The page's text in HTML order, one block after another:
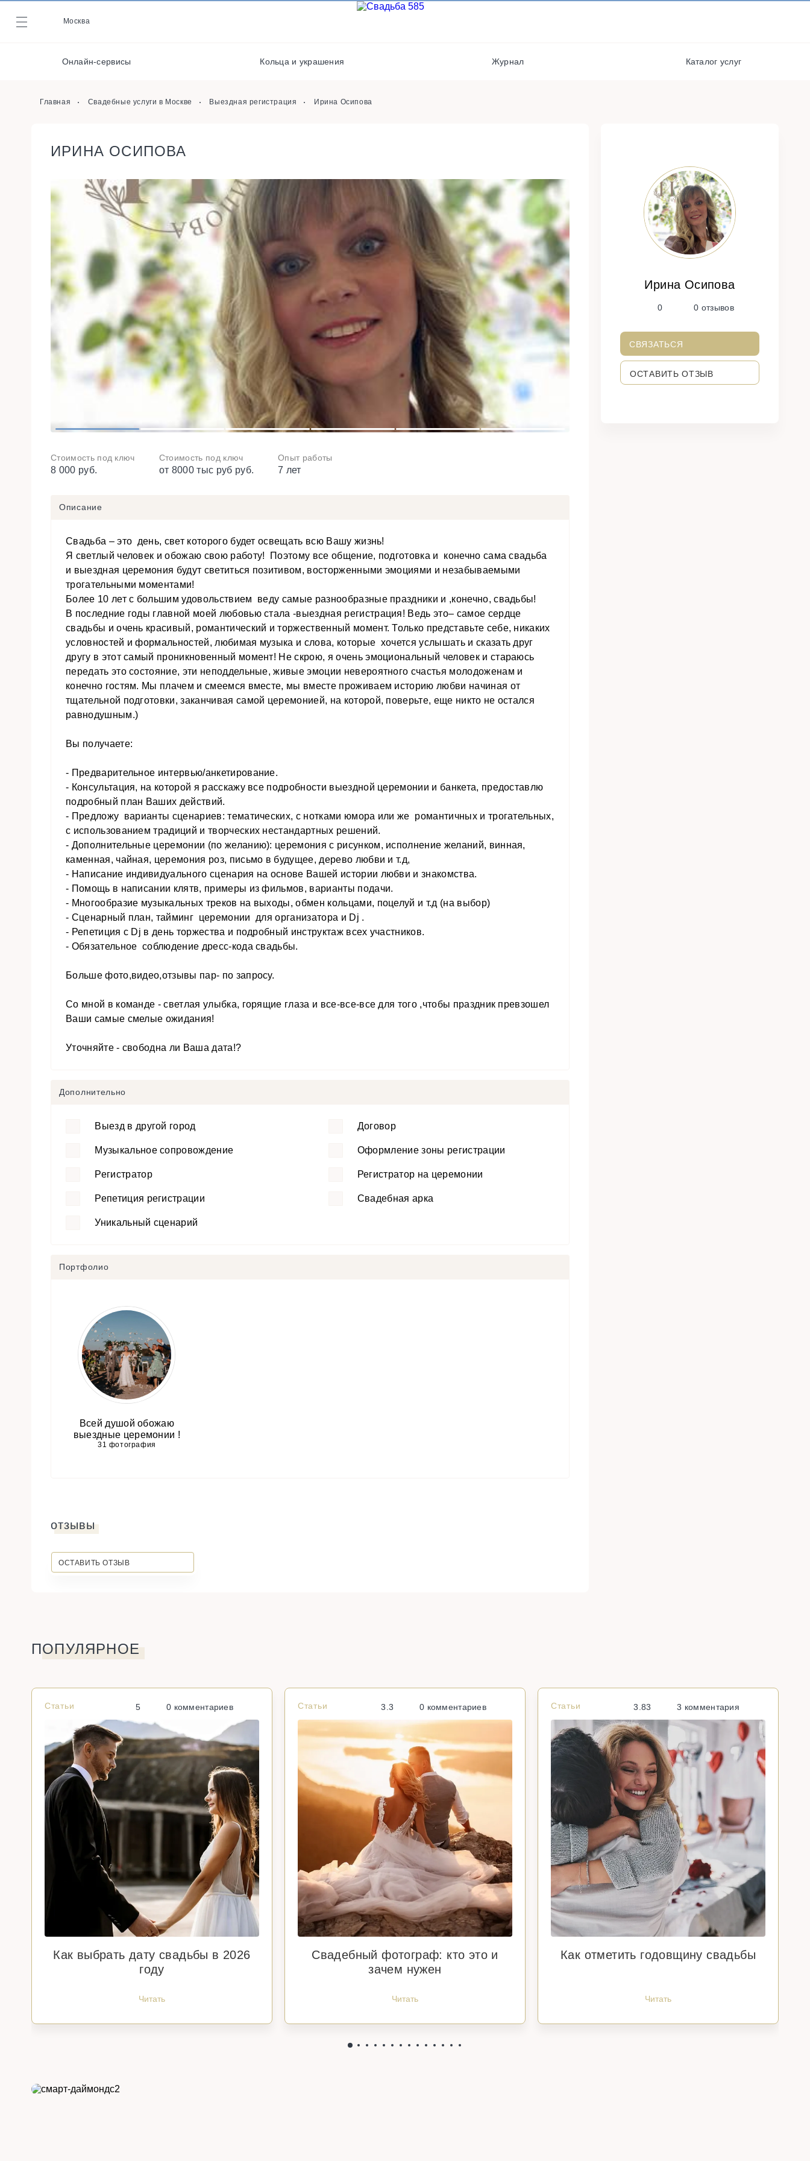
Москва
Онлайн-сервисы Кольца и украшения Журнал Каталог услуг
Журнал
Онлайн-сервисы
Выездная регистрация
Главная Свадебные услуги в Москве Выездная регистрация Ирина Осипова
ИРИНА ОСИПОВА
1 2 3 4 5 6
Стоимость под ключ
8 000 руб.
Стоимость под ключ
от 8000 тыс руб руб.
Опыт работы
7 лет
Описание
Свадьба – это день, свет которого будет освещать всю Вашу жизнь!
Я светлый человек и обожаю свою работу! Поэтому все общение, подготовка и конечно сама свадьба
и выездная церемония будут светиться позитивом, восторженными эмоциями и незабываемыми
трогательными моментами!
Более 10 лет с большим удовольствием веду самые разнообразные праздники и ,конечно, свадьбы!
В последние годы главной моей любовью стала -выездная регистрация! Ведь это– самое сердце
свадьбы и очень красивый, романтический и торжественный момент. Только представьте себе, никаких
условностей и формальностей, любимая музыка и слова, которые хочется услышать и сказать друг
другу в этот самый проникновенный момент! Не скрою, я очень эмоциональный человек и стараюсь
передать это состояние, эти неподдельные, живые эмоции невероятного счастья молодоженам и
конечно гостям. Мы плачем и смеемся вместе, мы вместе проживаем историю любви начиная от
тщательной подготовки, заканчивая самой церемонией, на которой, поверьте, еще никто не остался
равнодушным.)
Вы получаете:
- Предварительное интервью/анкетирование.
- Консультация, на которой я расскажу все подробности выездной церемонии и банкета, предоставлю
подробный план Ваших действий.
- Предложу варианты сценариев: тематических, с нотками юмора или же романтичных и трогательных,
с использованием традиций и творческих нестандартных решений.
- Дополнительные церемонии (по желанию): церемония с рисунком, исполнение желаний, винная,
каменная, чайная, церемония роз, письмо в будущее, дерево любви и т.д,
- Написание индивидуального сценария на основе Вашей истории любви и знакомства.
- Помощь в написании клятв, примеры из фильмов, варианты подачи.
- Многообразие музыкальных треков на выходы, обмен кольцами, поцелуй и т.д (на выбор)
- Сценарный план, тайминг церемонии для организатора и Dj .
- Репетиция с Dj в день торжества и подробный инструктаж всех участников.
- Обязательное соблюдение дресс-кода свадьбы.
Больше фото,видео,отзывы пар- по запросу.
Со мной в команде - светлая улыбка, горящие глаза и все-все-все для того ,чтобы праздник превзошел
Ваши самые смелые ожидания!
Уточняйте - свободна ли Ваша дата!?
Дополнительно
Выезд в другой город Договор
Музыкальное сопровождение Оформление зоны регистрации
Регистратор Регистратор на церемонии
Репетиция регистрации Свадебная арка
Уникальный сценарий
Портфолио
Всей душой обожаю
выездные церемонии !
31 фотография
отзывы
ОСТАВИТЬ ОТЗЫВ
Ирина Осипова
0 0 отзывов
СВЯЗАТЬСЯ
ОСТАВИТЬ ОТЗЫВ
ПОПУЛЯРНОЕ
Статьи 5 0 комментариев
Как выбрать дату свадьбы в 2026
году
Читать
Статьи 3.3 0 комментариев
Свадебный фотограф: кто это и
зачем нужен
Читать
Статьи 3.83 3 комментария
Как отметить годовщину свадьбы
Читать